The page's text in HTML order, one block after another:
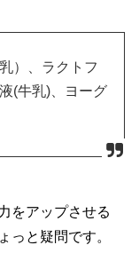
）、ラクトフ
(牛乳)、ヨーグ
をアップさせる
っと疑問です。